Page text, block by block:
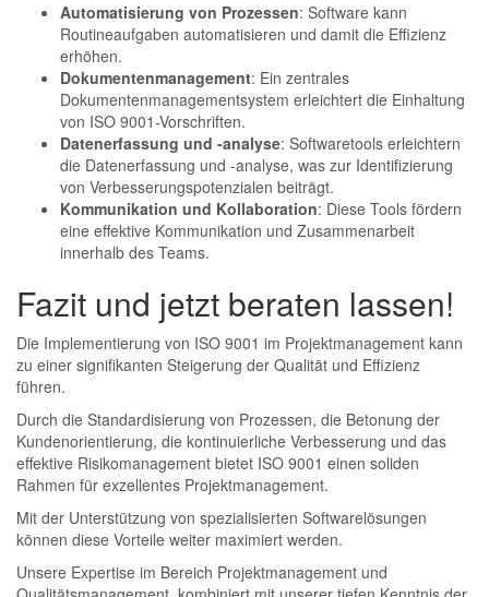
Automatisierung von Prozessen: Software kann
Routineaufgaben automatisieren und damit die Effizienz
erhöhen.
Dokumentenmanagement: Ein zentrales
Dokumentenmanagementsystem erleichtert die Einhaltung
von ISO 9001-Vorschriften.
Datenerfassung und -analyse: Softwaretools erleichtern
die Datenerfassung und -analyse, was zur Identifizierung
von Verbesserungspotenzialen beiträgt.
Kommunikation und Kollaboration: Diese Tools fördern
eine effektive Kommunikation und Zusammenarbeit
innerhalb des Teams.
Fazit und jetzt beraten lassen!
Die Implementierung von ISO 9001 im Projektmanagement kann
zu einer signifikanten Steigerung der Qualität und Effizienz
führen.
Durch die Standardisierung von Prozessen, die Betonung der
Kundenorientierung, die kontinuierliche Verbesserung und das
effektive Risikomanagement bietet ISO 9001 einen soliden
Rahmen für exzellentes Projektmanagement.
Mit der Unterstützung von spezialisierten Softwarelösungen
können diese Vorteile weiter maximiert werden.
Unsere Expertise im Bereich Projektmanagement und